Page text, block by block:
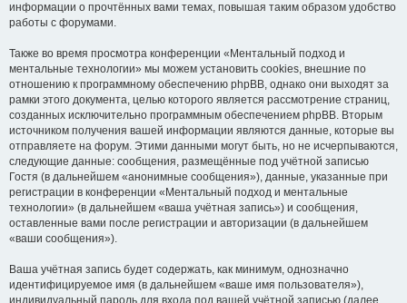
информации о прочтённых вами темах, повышая таким образом удобство
работы с форумами.
Также во время просмотра конференции «Ментальный подход и
ментальные технологии» мы можем установить cookies, внешние по
отношению к программному обеспечению phpBB, однако они выходят за
рамки этого документа, целью которого является рассмотрение страниц,
созданных исключительно программным обеспечением phpBB. Вторым
источником получения вашей информации являются данные, которые вы
отправляете на форум. Этими данными могут быть, но не исчерпываются,
следующие данные: сообщения, размещённые под учётной записью
Гостя (в дальнейшем «анонимные сообщения»), данные, указанные при
регистрации в конференции «Ментальный подход и ментальные
технологии» (в дальнейшем «ваша учётная запись») и сообщения,
оставленные вами после регистрации и авторизации (в дальнейшем
«ваши сообщения»).
Ваша учётная запись будет содержать, как минимум, однозначно
идентифицируемое имя (в дальнейшем «ваше имя пользователя»),
индивидуальный пароль для входа под вашей учётной записью (далее